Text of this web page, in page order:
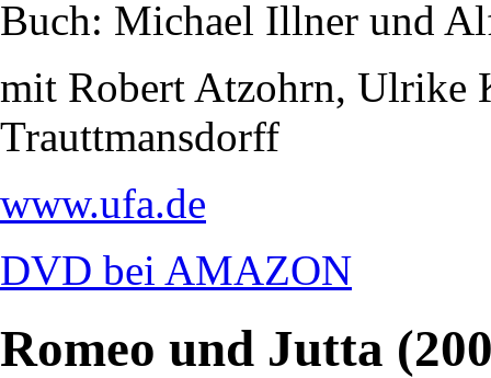
Buch: Michael Illner und
mit Robert Atzohrn, Ulrike
Trauttmansdorff
www.ufa.de
DVD bei AMAZON
Romeo und Jutta